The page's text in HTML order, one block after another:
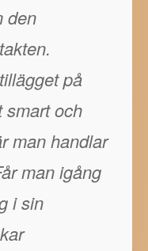
den
på
smart och
man handlar
man igång
i sin